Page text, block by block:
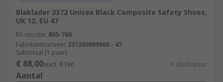
Blaklader 2372 Unisex Black Composite Safety Shoes,
UK 12, EU 47
RS-stocknr. 805-780
Fabrikantnummer 237200009900 - 47
Subtotaal (1 paar)
€ 88,00(excl. BTW) € 88,00/paar
Aantal